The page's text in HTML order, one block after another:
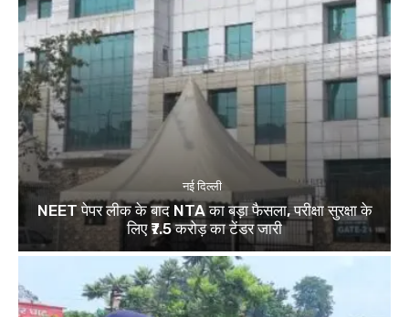
नई दिल्ली
NEET पेपर लीक के बाद NTA का बड़ा फैसला, परीक्षा सुरक्षा के
लिए ₹7.5 करोड़ का टेंडर जारी